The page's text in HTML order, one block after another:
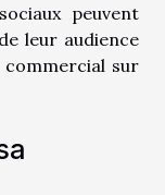
peuvent
leur audience
commercial sur